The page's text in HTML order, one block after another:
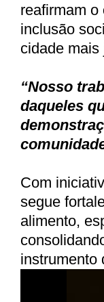
reafirmam
inclusão
cidade mais
“Nosso
daqueles
Com
segue
alimento,
instrumento